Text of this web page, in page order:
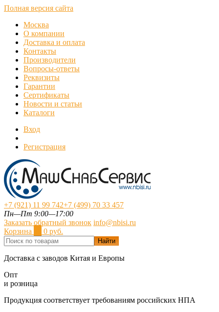
Полная версия сайта
Москва
О компании
Доставка и оплата
Контакты
Производители
Вопросы-ответы
Реквизиты
Гарантии
Сертификаты
Новости и статьи
Каталоги
Вход
Регистрация
+7 (921) 11 99 742+7 (499) 70 33 457
Пн—Пт 9:00—17:00
Заказать обратный звонок info@nbisi.ru
Корзина
0 руб.
Найти
Доставка с заводов Китая и Европы
Опт
и розница
Продукция соответствует требованиям российских НПА